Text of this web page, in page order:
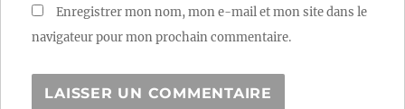
Enregistrer mon nom, mon e-mail et mon site dans le
navigateur pour mon prochain commentaire.